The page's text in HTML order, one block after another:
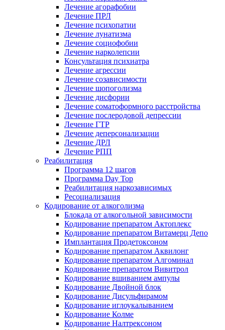
Лечение агорафобии
Лечение ПРЛ
Лечение психопатии
Лечение лунатизма
Лечение социофобии
Лечение нарколепсии
Консультация психиатра
Лечение агрессии
Лечение созависимости
Лечение шопоголизма
Лечение дисфории
Лечение соматоформного расстройства
Лечение послеродовой депрессии
Лечение ГТР
Лечение деперсонализации
Лечение ДРЛ
Лечение РПП
Реабилитация
Программа 12 шагов
Программа Day Top
Реабилитация наркозависимых
Ресоциализация
Кодирование от алкоголизма
Блокада от алкогольной зависимости
Кодирование препаратом Актоплекс
Кодирование препаратом Витамерц Депо
Имплантация Продетоксоном
Кодирование препаратом Аквилонг
Кодирование препаратом Алгоминал
Кодирование препаратом Вивитрол
Кодирование вшиванием ампулы
Кодирование Двойной блок
Кодирование Дисульфирамом
Кодирование иглоукалыванием
Кодирование Колме
Кодирование Налтрексоном